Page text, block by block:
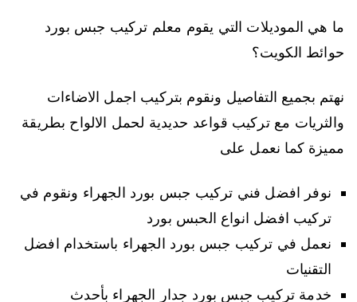
ما هي الموديلات التي يقوم معلم تركيب جبس بورد
حوائط الكويت؟
نهتم بجميع التفاصيل ونقوم بتركيب اجمل الاضاءات
والثريات مع تركيب قواعد حديدية لحمل الالواح بطريقة
مميزة كما نعمل على
نوفر افضل فني تركيب جبس بورد الجهراء ونقوم في
تركيب افضل انواع الحبس بورد
نعمل في تركيب جبس بورد الجهراء باستخدام افضل
التقنيات
خدمة تركيب جبس بورد جدار الجهراء بأحدث